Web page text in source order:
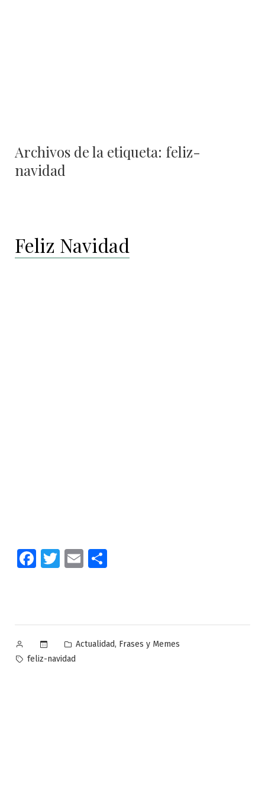
Archivos de la etiqueta: feliz-
navidad
Feliz Navidad
Facebook
Twitter
Email
Publicado
por
Publicado
Actualidad, Frases y Memes
Etiquetas:
feliz-navidad